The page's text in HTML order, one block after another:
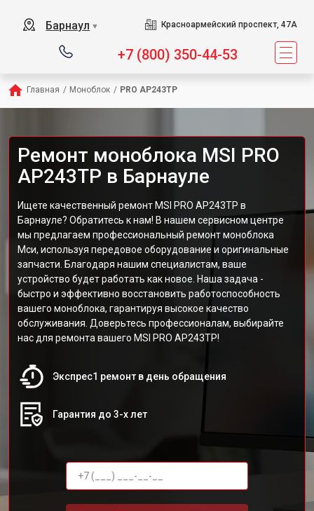
Барнаул ▼ Красноармейский проспект, 47А
+7 (800) 350-44-53
Главная / Моноблок / PRO AP243TP
Ремонт моноблока MSI PRO
AP243TP в Барнауле
Ищете качественный ремонт MSI PRO AP243TP в
Барнауле? Обратитесь к нам! В нашем сервисном центре
мы предлагаем профессиональный ремонт моноблока
Мси, используя передовое оборудование и оригинальные
запчасти. Благодаря нашим специалистам, ваше
устройство будет работать как новое. Наша задача -
быстро и эффективно восстановить работоспособность
вашего моноблока, гарантируя высокое качество
обслуживания. Доверьтесь профессионалам, выбирайте
нас для ремонта вашего MSI PRO AP243TP!
Экспрес1 ремонт в день обращения
Гарантия до 3-х лет